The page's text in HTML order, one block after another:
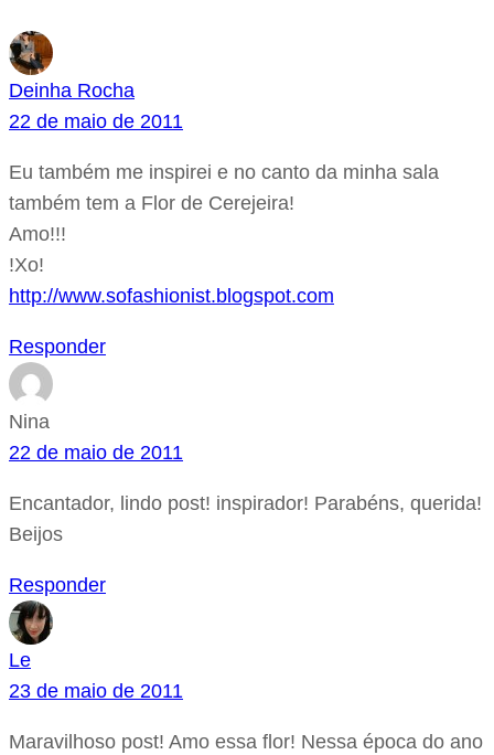
Deinha Rocha
22 de maio de 2011
Eu também me inspirei e no canto da minha sala
também tem a Flor de Cerejeira!
Amo!!!
!Xo!
http://www.sofashionist.blogspot.com
Responder
Nina
22 de maio de 2011
Encantador, lindo post! inspirador! Parabéns, querida!
Beijos
Responder
Le
23 de maio de 2011
Maravilhoso post! Amo essa flor! Nessa época do ano